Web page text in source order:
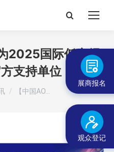
搜
2025国际低空经
支持单位
【中国AO…
展商报名
观众登记